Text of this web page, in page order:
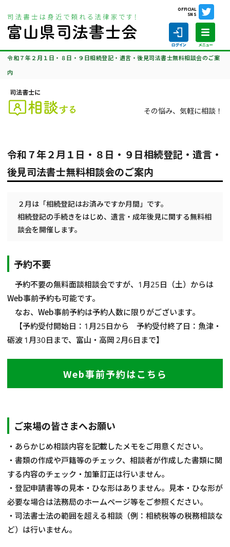
OFFICIAL
SNS
相談会のご案内
令和７年２月１日・８日・９日相続登記・遺言・後見司法書士無料相談会のご案
内
その悩み、気軽に相談！
令和７年２月１日・８日・９日相続登記・遺言・
後見司法書士無料相談会のご案内
２月は「相続登記はお済みですか月間」です。
相続登記の手続きをはじめ、遺言・成年後見に関する無料相
談会を開催します。
予約不要
予約不要の無料面談相談会ですが、1月25日（土）からは
Web事前予約も可能です。
なお、Web事前予約は予約人数に限りがございます。
【予約受付開始日：1月25日から 予約受付終了日：魚津・
砺波 1月30日まで、富山・高岡 2月6日まで】
Web事前予約はこちら
ご来場の皆さまへお願い
・あらかじめ相談内容を記載したメモをご用意ください。
・書類の作成や戸籍等のチェック、相談者が作成した書類に関
する内容のチェック・加筆訂正は行いません。
・登記申請書等の見本・ひな形はありません。見本・ひな形が
必要な場合は法務局のホームページ等をご参照ください。
・司法書士法の範囲を超える相談（例：相続税等の税務相談な
ど）は行いません。
司法書士を探す
当会について
サイトマップ